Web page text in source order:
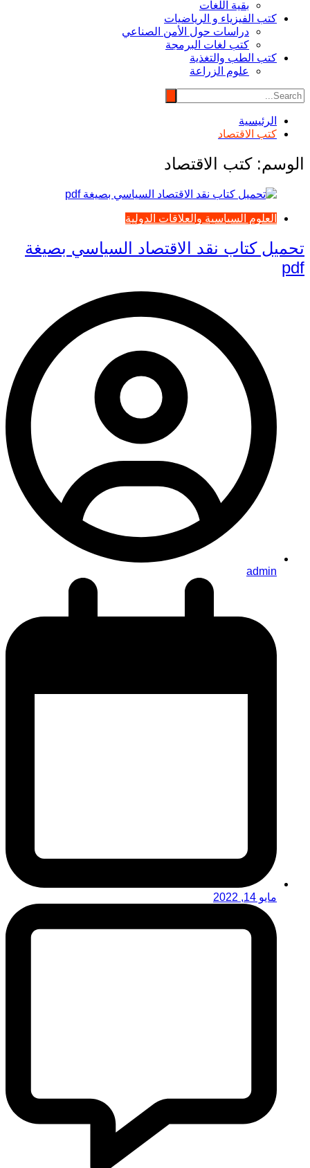
بقية اللغات
كتب الفيزياء و الرياضيات
دراسات حول الأمن الصناعي
كتب لغات البرمجة
كتب الطب والتغذية
علوم الزراعة
الرئيسية
كتب الاقتصاد
الوسم:كتب الاقتصاد
العلوم السياسية والعلاقات الدولية
تحميل كتاب نقد الاقتصاد السياسي بصيغة
pdf
admin
مايو 14, 2022